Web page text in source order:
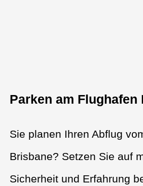
Parken am Flughafen
Sie planen Ihren Abflug
Brisbane? Setzen Sie auf
Sicherheit und Erfahrung